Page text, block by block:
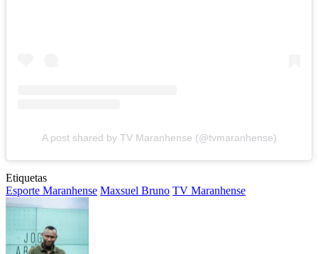
A post shared by TV Maranhense (@tvmaranhense)
Etiquetas
Esporte Maranhense Maxsuel Bruno TV Maranhense